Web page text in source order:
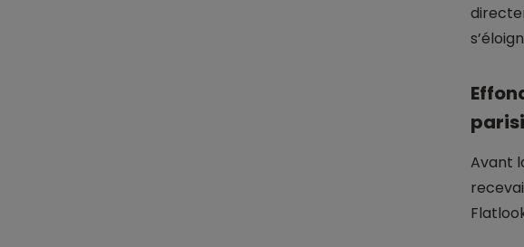
Avant